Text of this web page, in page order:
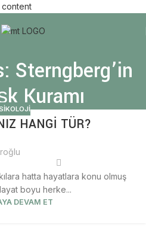
content
Sterngberg’in
Kuramı
HANGİ TÜR?
hatta hayatlara konu olmuş
boyu herke...
DEVAM ET